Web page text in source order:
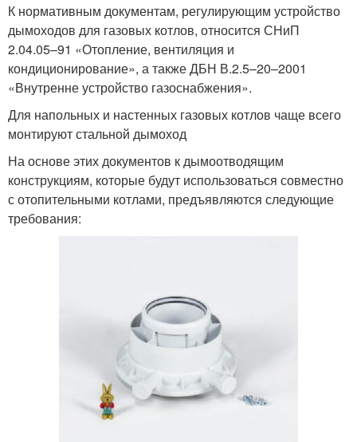
К нормативным документам, регулирующим устройство
дымоходов для газовых котлов, относится СНиП
2.04.05–91 «Отопление, вентиляция и
кондиционирование», а также ДБН В.2.5–20–2001
«Внутренне устройство газоснабжения».
Для напольных и настенных газовых котлов чаще всего
монтируют стальной дымоход
На основе этих документов к дымоотводящим
конструкциям, которые будут использоваться совместно
с отопительными котлами, предъявляются следующие
требования: